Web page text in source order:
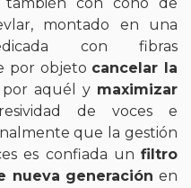
montado en una
con fibras
por objeto cancelar la
por aquél y maximizar
de voces e
que la gestión
es confiada un filtro
nueva generación en